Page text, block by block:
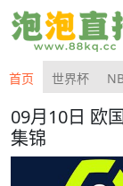
首页 世界杯
09月10日 欧
集锦